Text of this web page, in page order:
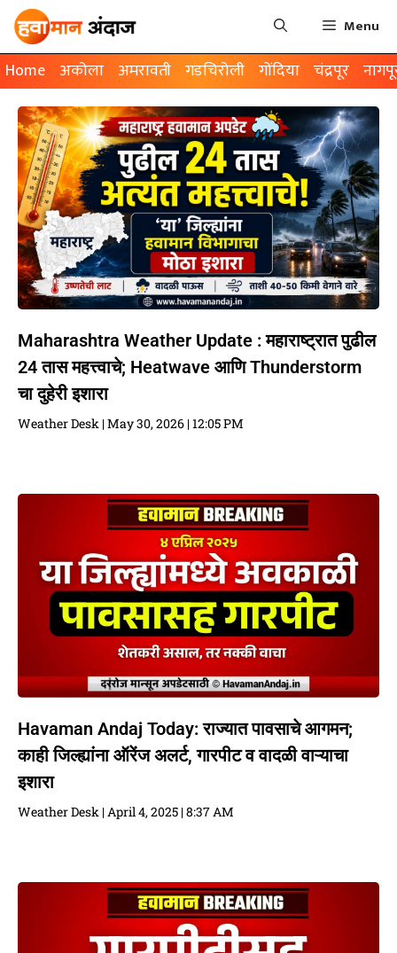
Menu
Home अकोला अमरावती गडचिरोली गोंदिया चंद्रपूर
Maharashtra Weather Update : महाराष्ट्रात पुढील
24 तास महत्त्वाचे; Heatwave आणि Thunderstorm
चा दुहेरी इशारा
Weather Desk May 30, 2026 12:05 PM
Havaman Andaj Today: राज्यात पावसाचे आगमन;
काही जिल्ह्यांना ऑरेंज अलर्ट, गारपीट व वादळी वाऱ्याचा
इशारा
Weather Desk April 4, 2025 8:37 AM